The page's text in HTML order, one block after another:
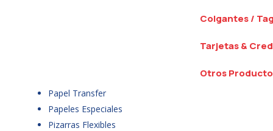
Colgantes /
Tarjetas &
Otros
Papel Transfer
Papeles Especiales
Pizarras Flexibles